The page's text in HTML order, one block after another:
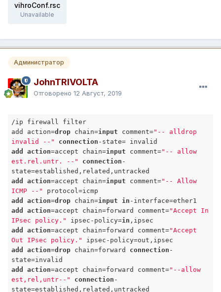
vihroConf.rsc
Unavailable
Администратор
JohnTRIVOLTA
Отговорено 12 Август, 2019
/ip firewall filter
add action=drop chain=input comment="-- alldrop
invalid --"
connection
add
action=accept chain=input comment="-- allow
est.rel.untr. --"
connection -
add
action=accept chain=input comment="-- Allow
ICMP --"
add
action=drop chain=input in
add
action=accept chain=forward comment="Accept In
IPsec policy." ipsec-policy=in
add
action=accept chain=forward comment="Accept
Out IPsec policy."
add
action=drop chain=forward connection -
add
action=accept chain=forward comment="--allow
est,rel,untr--"
connection -